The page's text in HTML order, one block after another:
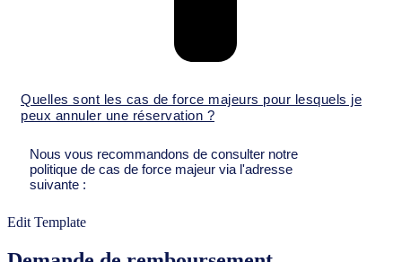
Quelles sont les cas de force majeurs pour lesquels je
peux annuler une réservation ?
Nous vous recommandons de consulter notre
politique de cas de force majeur via l'adresse
suivante :
Edit Template